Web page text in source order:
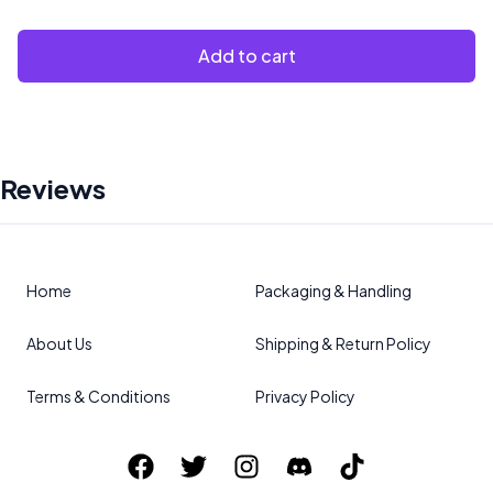
Add to cart
Reviews
Home
About Us
Terms & Conditions
Packaging & Handling
Shipping & Return Policy
Privacy Policy